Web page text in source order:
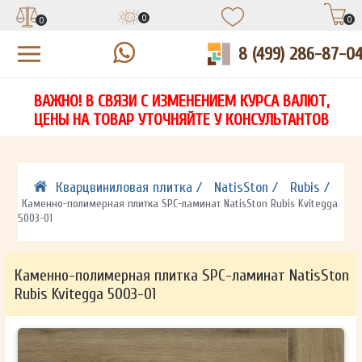
НА
СВЯЖЕТСЯ С ВАМИ В ТЕЧЕНИЕ 15 МИНУТ
ЗАПОЛНИТЕ ФОРМУ И НАШ МЕНЕДЖЕР
СВЯЖЕТСЯ С ВАМИ В ТЕЧЕНИЕ 15 МИНУТ
ОТПРАВИТЬ
Ваши данные не будут переданы третьим лицам
ЗАПОЛНИТЕ ФОРМУ И НАШ МЕНЕДЖЕР
СВЯЖЕТСЯ С ВАМИ В ТЕЧЕНИЕ 15 МИНУТ
ОТПРАВИТЬ
Ваши данные не будут переданы третьим лицам
0 0 0
8 (499) 286-87-04
ВАЖНО! В СВЯЗИ С ИЗМЕНЕНИЕМ КУРСА ВАЛЮТ,
ЦЕНЫ НА ТОВАР УТОЧНЯЙТЕ У КОНСУЛЬТАНТОВ
Кварцвиниловая плитка / NatisSton / Rubis /
Каменно-полимерная плитка SPC-ламинат NatisSton Rubis Kvitegga
5003-01
Каменно-полимерная плитка SPC-ламинат NatisSton
Rubis Kvitegga 5003-01